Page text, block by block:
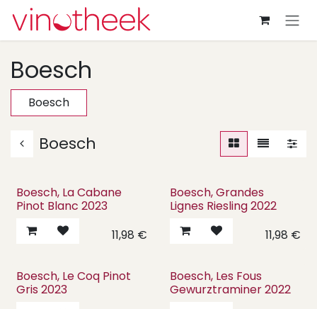
Overslaan naar inhoud
Boesch
Boesch
Boesch
Boesch, La Cabane
Pinot Blanc 2023
11,98 €
Boesch, Grandes
Lignes Riesling 2022
11,98 €
Boesch, Le Coq Pinot
Gris 2023
Boesch, Les Fous
Gewurztraminer 2022